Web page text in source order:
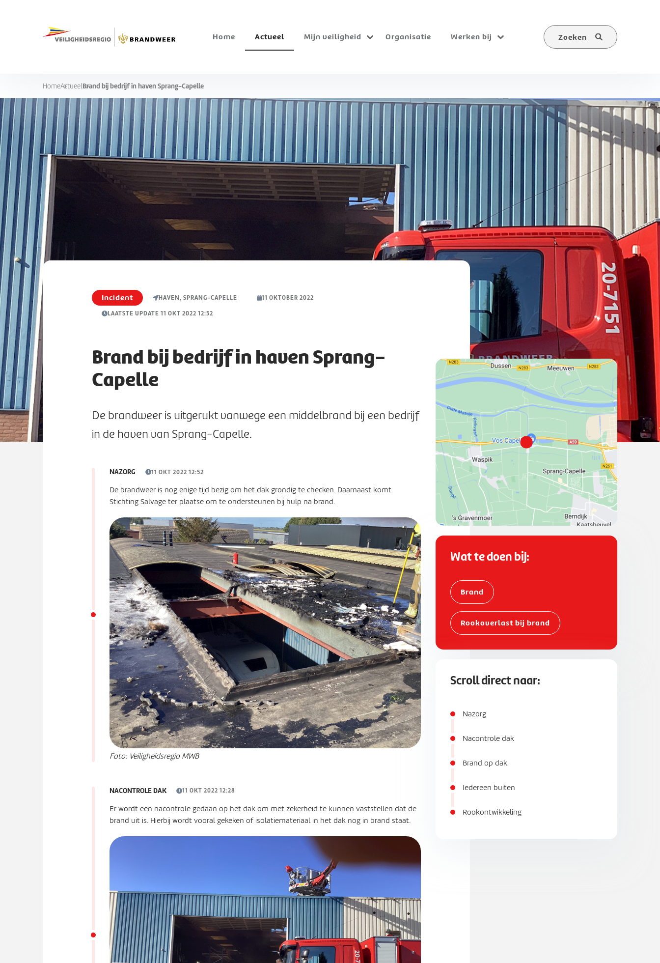
Home Actueel Mijn veiligheid
Submenu
Organisatie Werken bij
Submenu
Zoeken
Zoeken
HomeActueelBrand bij bedrijf in haven Sprang-Capelle
Incident HAVEN, SPRANG-CAPELLE
11 OKTOBER 2022
LAATSTE UPDATE 11 OKT 2022 12:52
Brand bij bedrijf in haven Sprang-
Capelle
De brandweer is uitgerukt vanwege een middelbrand bij een bedrijf
in de haven van Sprang-Capelle.
NAZORG 11 OKT 2022 12:52
De brandweer is nog enige tijd bezig om het dak grondig te checken. Daarnaast komt
Stichting Salvage ter plaatse om te ondersteunen bij hulp na brand.
Foto: Veiligheidsregio MWB
NACONTROLE DAK 11 OKT 2022 12:28
Er wordt een nacontrole gedaan op het dak om met zekerheid te kunnen vaststellen dat de
brand uit is. Hierbij wordt vooral gekeken of isolatiemateriaal in het dak nog in brand staat.
{
"lat":
5169355669999999,
"lng":
49832074
Wat te doen bij:
Brand
Rookoverlast bij brand
Scroll direct naar:
Nazorg
Nacontrole dak
Brand op dak
Iedereen buiten
Rookontwikkeling